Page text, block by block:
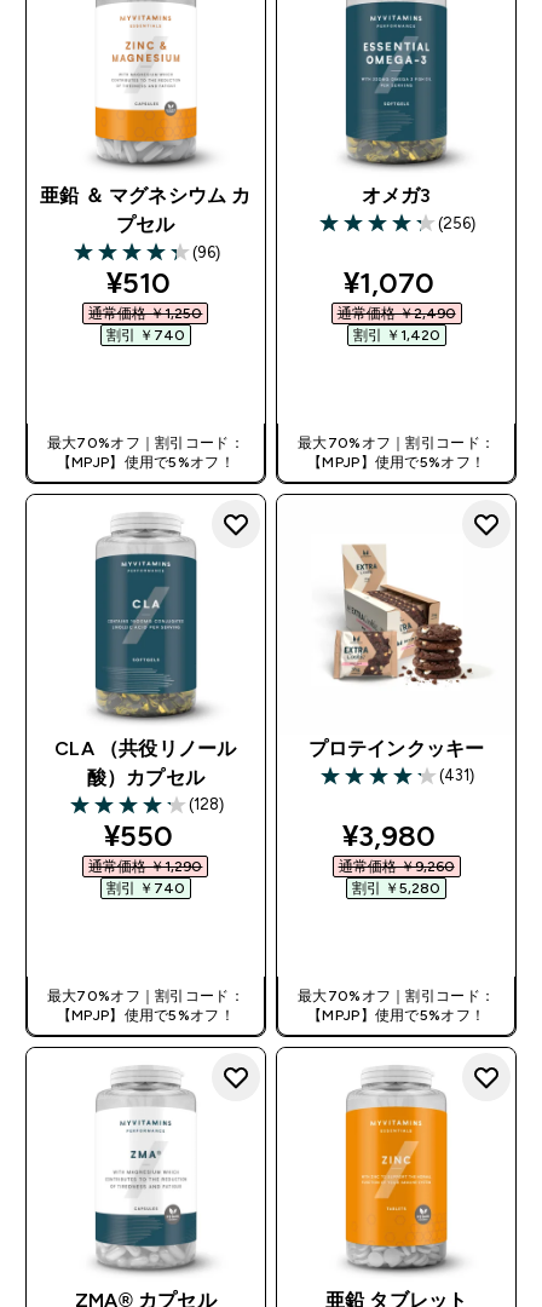
亜鉛 ＆ マグネシウム カ
プセル
4.34 out of 5 stars
(96)
discounted price
¥510‎
通常価格 ￥1,250‎
割引 ￥740‎
最大70%オフ｜割引コード：
【MPJP】使用で5%オフ！
オメガ3
4.28 out of 5 stars
(256)
discounted
¥1,070‎
通常価格 ￥2,490‎
割引 ￥1,420‎
最大70%オフ｜割引コード：
【MPJP】使用で5%オフ！
CLA （共役リノール
酸）カプセル
4.16 out of 5 stars
(128)
discounted price
¥550‎
通常価格 ￥1,290‎
割引 ￥740‎
最大70%オフ｜割引コード：
【MPJP】使用で5%オフ！
プロテインクッキー
4.2 out of 5 stars
(431)
discounted
¥3,980‎
通常価格 ￥9,260‎
割引 ￥5,280‎
最大70%オフ｜割引コード：
【MPJP】使用で5%オフ！
ZMA® カプセル 亜鉛 タブレット